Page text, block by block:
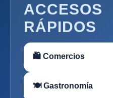
ACCESOS
RÁPIDOS
🛍 Comercios
🍽 Gastronomía